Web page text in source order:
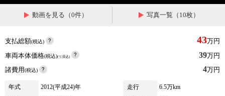
動画を見る（0件） 写真一覧（10枚）
支払総額(税込) 43万円
車両本体価格(税込)(リ済込) 39万円
諸費用(税込) 4万円
年式 2012(平成24)年 走行
6.5万km